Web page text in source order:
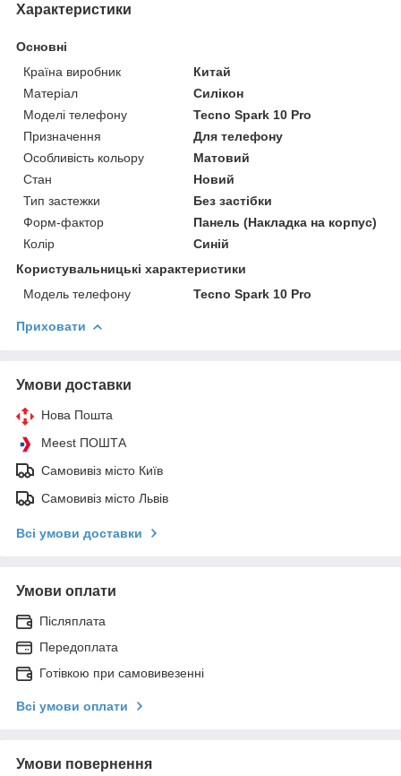
Характеристики
Основні
Країна виробник
Китай
Матеріал
Силікон
Моделі телефону
Tecno Spark 10 Pro
Призначення
Для телефону
Особливість кольору
Матовий
Стан
Новий
Тип застежки
Без застібки
Форм-фактор
Панель (Накладка на корпус)
Колір
Синій
Користувальницькі характеристики
Модель телефону
Tecno Spark 10 Pro
Приховати
Умови доставки
Нова Пошта
Meest ПОШТА
Самовивіз місто Київ
Самовивіз місто Львів
Всі умови доставки
Умови оплати
Післяплата
Передоплата
Готівкою при самовивезенні
Всі умови оплати
Умови повернення